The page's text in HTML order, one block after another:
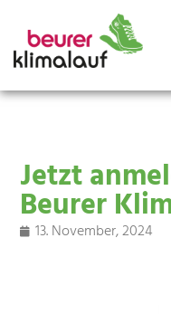
Jetzt
Beurer
13. November, 2024